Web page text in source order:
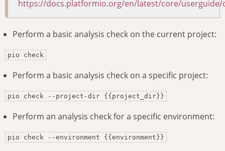
https://docs.platformio.org/en/latest/core/userguide/
Perform a basic analysis check on the current project:
pio check
Perform a basic analysis check on a specific project:
pio check --project-dir {{project_dir}}
Perform an analysis check for a specific environment:
pio check --environment {{environment}}